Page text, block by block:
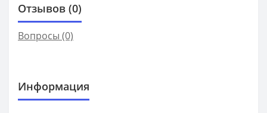
Отзывов (0)
Вопросы (0)
Информация